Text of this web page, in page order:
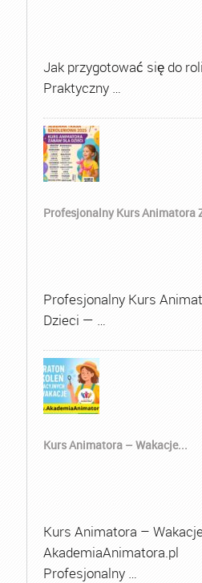
Jak przygotować się do
Praktyczny …
Profesjonalny Kurs Animatora
Profesjonalny Kurs
Dzieci — …
Kurs Animatora – Wakacje...
Kurs Animatora –
AkademiaAnimatora.pl
Profesjonalny …